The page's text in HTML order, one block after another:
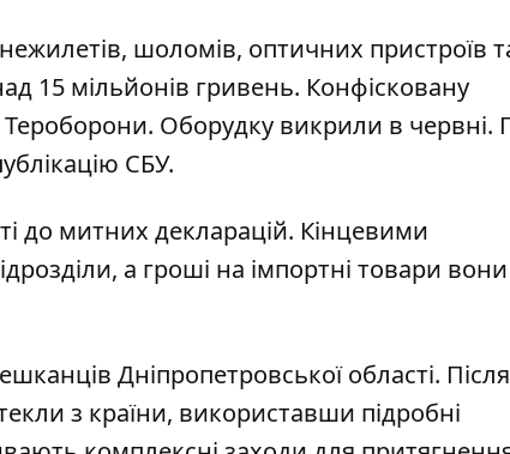
шоломів, оптичних пристроїв
15 мільйонів гривень. Конфісковану
Оборудку викрили в червні.
СБУ.
до митних декларацій. Кінцевими
а гроші на імпортні товари вони
Дніпропетровської області. Після
з країни, використавши підробні